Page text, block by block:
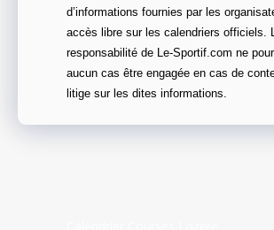
d’informations fournies par les
accès libre sur les calendriers officiels.
responsabilité de Le-Sportif.com ne
aucun cas être engagée en cas de
litige sur les dites informations.